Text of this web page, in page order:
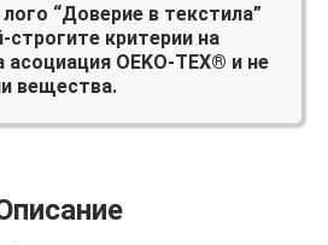
“Доверие в текстила”
строгите критерии на
OEKO-TEX® и не
вещества.